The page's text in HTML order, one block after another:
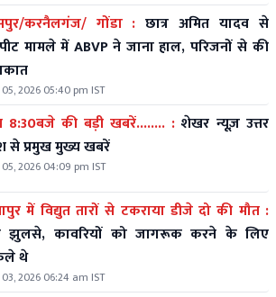
परसपुर/करनैलगंज/ गोंडा : छात्र अमित यादव से
मामले में ABVP ने जाना हाल, परिजनों से की
2026 05:40 pm IST
8:30बजे की बड़ी खबरें........ : शेखर न्यूज़ उत्तर
से प्रमुख मुख्य खबरें
2026 04:09 pm IST
सीतापुर में विद्युत तारों से टकराया डीजे दो की मौत :
झुलसे, कावरियों को जागरूक करने के लिए
थे
2026 06:24 am IST